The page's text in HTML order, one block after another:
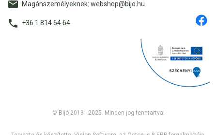
Magánszemélyeknek: webshop@bijo.hu
+36 1 814 64 64
© Bijó 2013 - 2025. Minden jog fenntartva!